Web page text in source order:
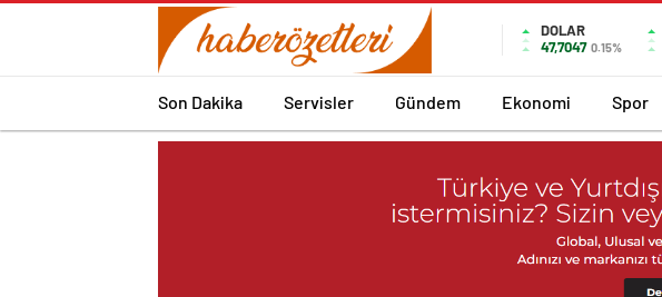
DOLAR
47,7047 0.15%
Son Dakika Servisler Gündem Ekonomi Spor